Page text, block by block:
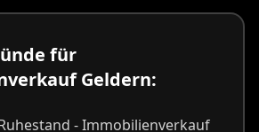
für
Geldern:
- Immobilienverkauf